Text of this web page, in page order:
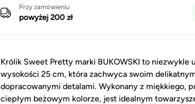
Przy zamówieniu
powyżej 200 zł
Królik Sweet Pretty marki BUKOWSKI to niezwykle
wysokości 25 cm, która zachwyca swoim
dopracowanymi detalami. Wykonany z miękkiego,
ciepłym beżowym kolorze, jest idealnym